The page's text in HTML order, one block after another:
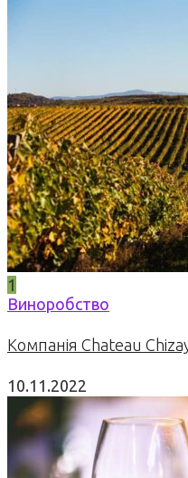
1
Виноробство
Компанія Chateau
10.11.2022